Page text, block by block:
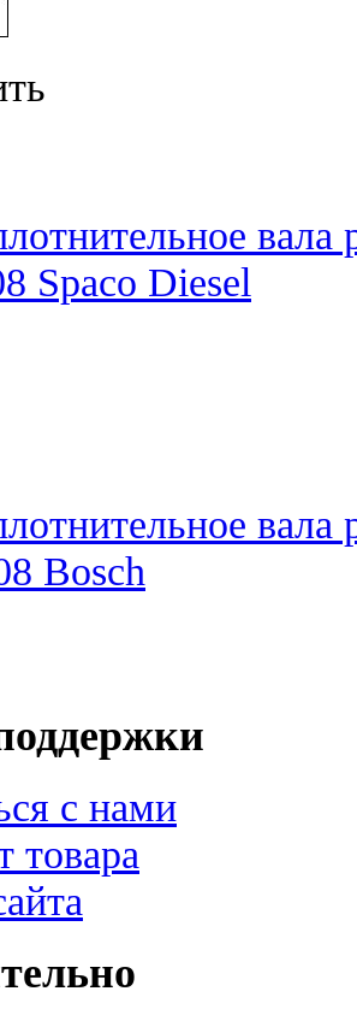
вала
Spaco Diesel
вала
Bosch
с нами
товара